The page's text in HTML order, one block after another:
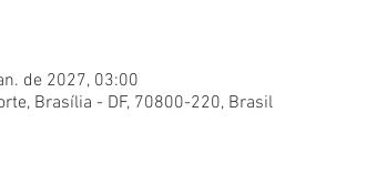
de 2027, 03:00
Brasília - DF, 70800-220, Brasil